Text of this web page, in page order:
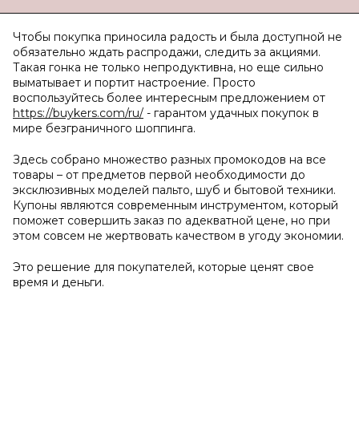
Чтобы покупка приносила радость и была доступной не
обязательно ждать распродажи, следить за акциями.
Такая гонка не только непродуктивна, но еще сильно
выматывает и портит настроение. Просто
воспользуйтесь более интересным предложением от
https://buykers.com/ru/ - гарантом удачных покупок в
мире безграничного шоппинга.
Здесь собрано множество разных промокодов на все
товары – от предметов первой необходимости до
эксклюзивных моделей пальто, шуб и бытовой техники.
Купоны являются современным инструментом, который
поможет совершить заказ по адекватной цене, но при
этом совсем не жертвовать качеством в угоду экономии.
Это решение для покупателей, которые ценят свое
время и деньги.